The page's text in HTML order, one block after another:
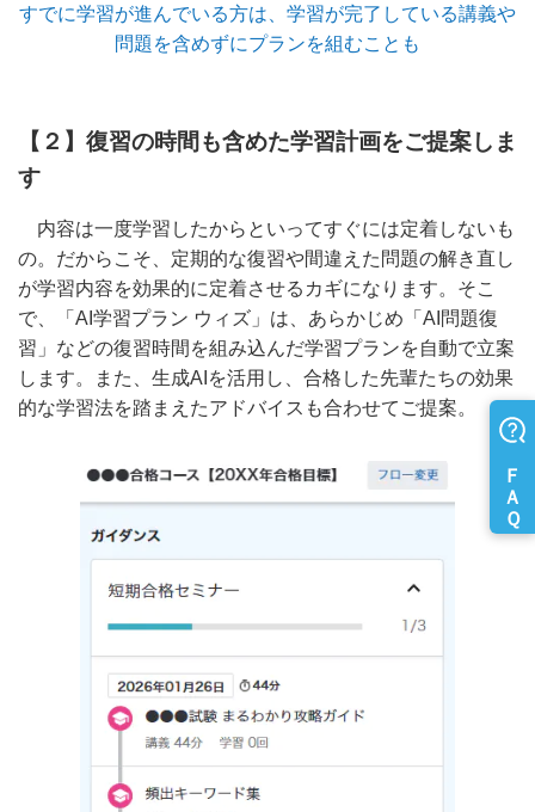
すでに学習が進んでいる方は、学習が完了している講義や
問題を含めずにプランを組むことも
【２】復習の時間も含めた学習計画をご提案しま
す
内容は一度学習したからといってすぐには定着しないも
の。だからこそ、定期的な復習や間違えた問題の解き直し
が学習内容を効果的に定着させるカギになります。そこ
で、「AI学習プラン ウィズ」は、あらかじめ「AI問題復
習」などの復習時間を組み込んだ学習プランを自動で立案
します。
また、生成AIを活用し、合格した先輩たちの効果
的な学習法を踏まえたアドバイスも合わせてご提案。